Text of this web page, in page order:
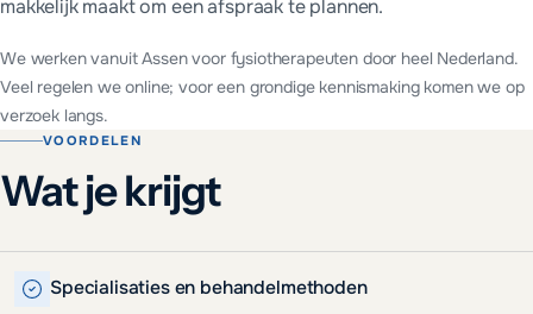
makkelijk maakt om een afspraak te plannen.
We werken vanuit Assen voor fysiotherapeutendoor heel Nederland.
Veel regelen we online; voor een grondige kennismaking komen we op
verzoek langs.
VOORDELEN
Wat je krijgt
Specialisaties en behandelmethoden